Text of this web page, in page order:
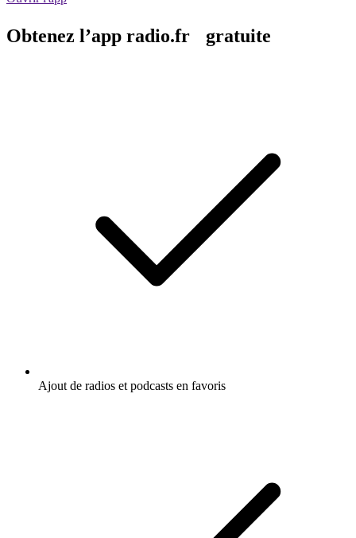
Obtenez l’app radio.fr gratuite
Ajout de radios et podcasts en favoris